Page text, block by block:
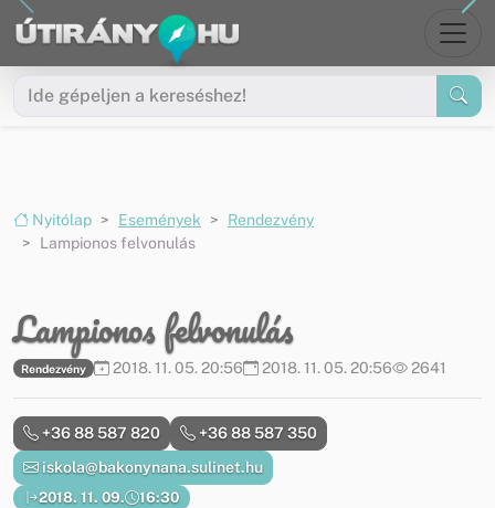
Ugrás a menüre
Ugrás a tartalomra
Nyitólap Események
Rendezvény
Lampionos felvonulás
Lampionos felvonulás
Rendezvény 2018. 11. 05. 20:56 2018. 11. 05. 20:56 2641
2018. 11. 09. 16:30
+36 88 587 820
+36 88 587 350
iskola@bakonynana.sulinet.hu